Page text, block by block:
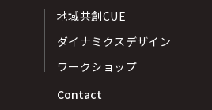
地域共創CUE
ダイナミクスデザイン
ワークショップ
Contact